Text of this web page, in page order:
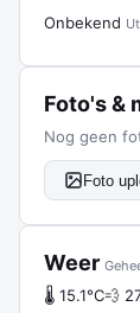
Onbekend
Foto's &
Nog geen
Foto
Weer
🌡 15.1°C💨